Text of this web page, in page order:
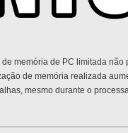
memória de PC limitada não
de memória realizada
mesmo durante o